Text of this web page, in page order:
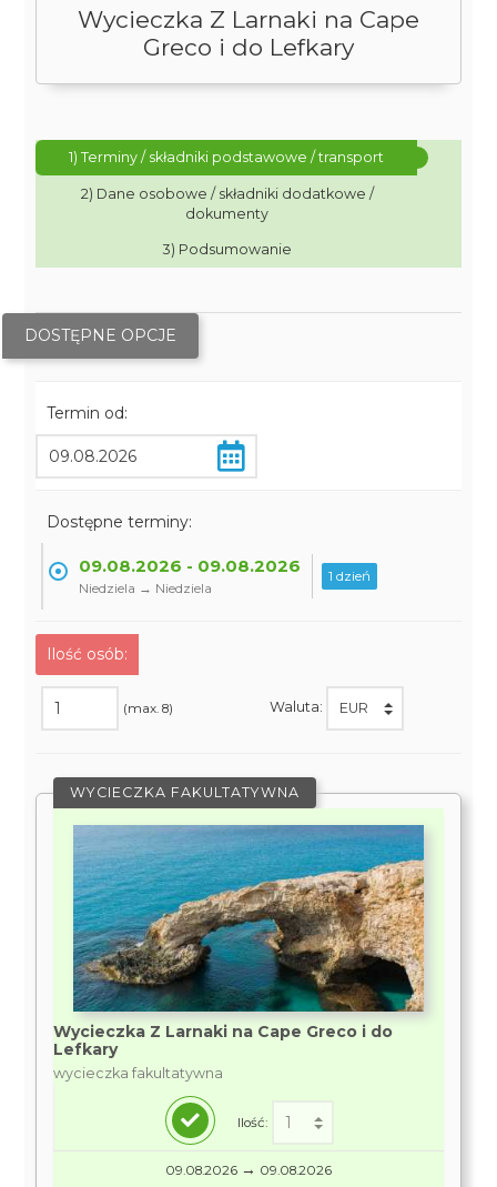
Wycieczka Z Larnaki na Cape
Greco i do Lefkary
1) Terminy / składniki podstawowe / transport
2) Dane osobowe / składniki dodatkowe /
dokumenty
3) Podsumowanie
DOSTĘPNE OPCJE
Termin od:
Dostępne terminy:
09.08.2026 - 09.08.2026
Niedziela → Niedziela
1 dzień
Ilość osób:
(max. 8) Waluta:
WYCIECZKA FAKULTATYWNA
Wycieczka Z Larnaki na Cape Greco i do
Lefkary
wycieczka fakultatywna
Ilość:
09.08.2026 → 09.08.2026